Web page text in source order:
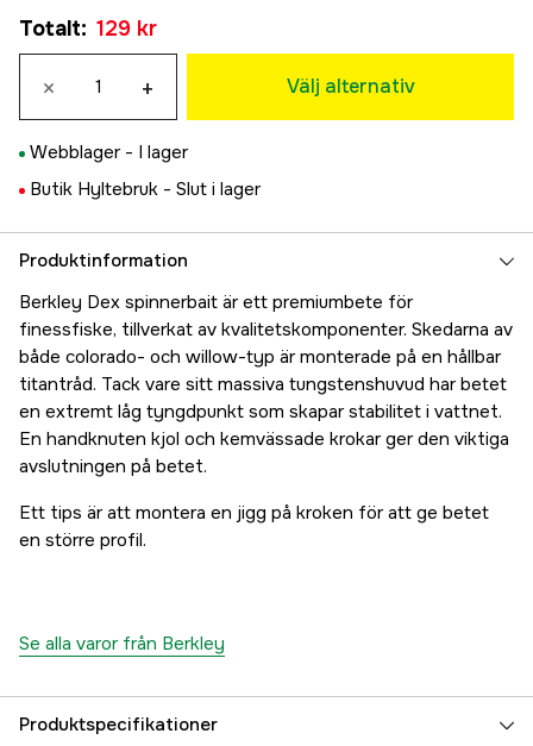
239 kr
Pearl White
129 kr
129 kr
RD Shad Chartreuse
83 kr
Totalt: 129 kr
× + Välj alternativ
Webblager - I lager
Butik Hyltebruk - Slut i lager
Produktinformation
Berkley Dex spinnerbait är ett premiumbete för
finessfiske, tillverkat av kvalitetskomponenter. Skedarna av
både colorado- och willow-typ är monterade på en hållbar
titantråd. Tack vare sitt massiva tungstenshuvud har betet
en extremt låg tyngdpunkt som skapar stabilitet i vattnet.
En handknuten kjol och kemvässade krokar ger den viktiga
avslutningen på betet.
Ett tips är att montera en jigg på kroken för att ge betet
en större profil.
Se alla varor från Berkley
Produktspecifikationer